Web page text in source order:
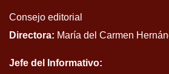
Consejo editorial
Directora: María del Carmen
Jefe del Informativo: